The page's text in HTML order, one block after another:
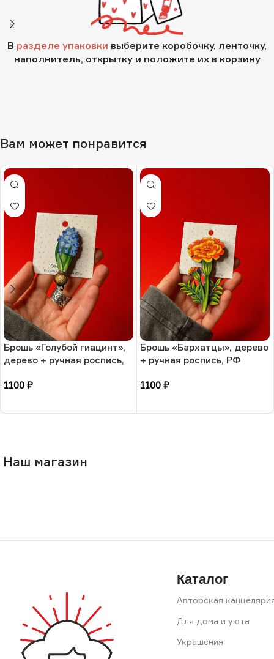
В разделе упаковки выберите коробочку, ленточку,
наполнитель, открытку и положите их в корзину
Вам может понравится
Брошь «Голубой гиацинт»,
дерево + ручная роспись,
1100 ₽
Брошь «Бархатцы», дерево
+ ручная роспись, РФ
1100 ₽
Наш магазин
Каталог
Авторская
Для дома и уюта
Украшения